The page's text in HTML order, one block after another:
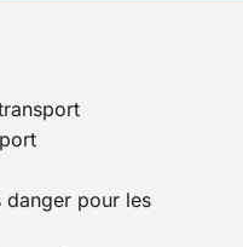
danger pour les